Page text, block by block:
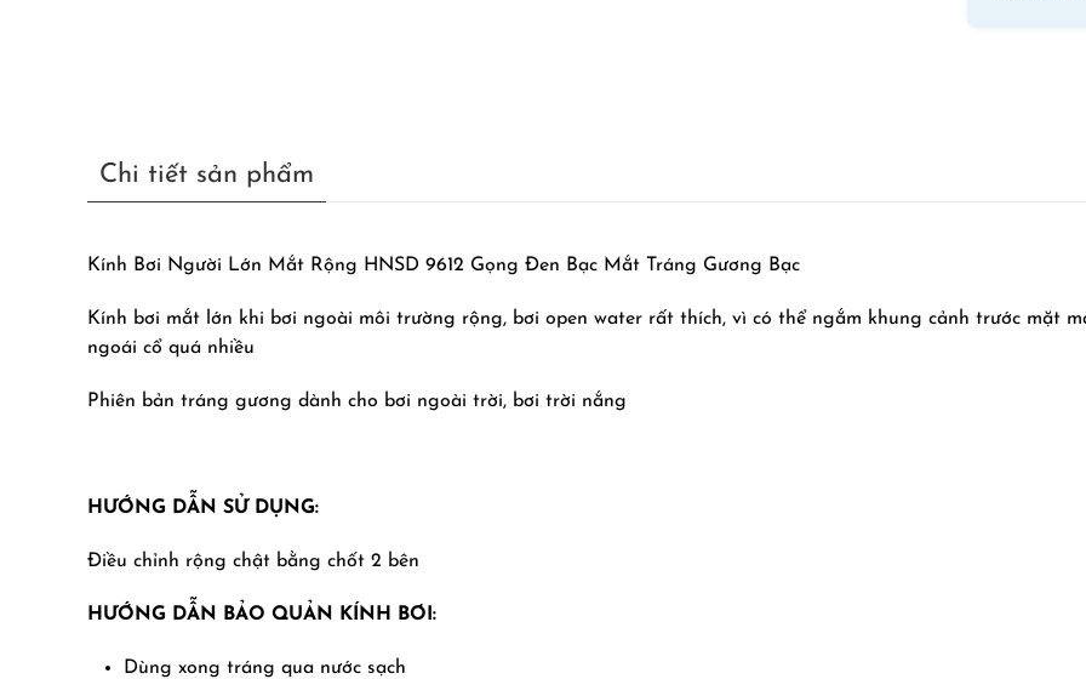
Chi tiết sản phẩm
Kính Bơi Người Lớn Mắt Rộng HNSD 9612 Gọng Đen Bạc Mắt Tráng Gương Bạc
Kính bơi mắt lớn khi bơi ngoài môi trường rộng, bơi open water rất thích, vì có thể ngắm khung cảnh trước mặt
ngoái cổ quá nhiều
Phiên bản tráng gương dành cho bơi ngoài trời, bơi trời nắng
HƯỚNG DẪN SỬ DỤNG:
Điều chỉnh rộng chật bằng chốt 2 bên
HƯỚNG DẪN BẢO QUẢN KÍNH BƠI:
Dùng xong tráng qua nước sạch